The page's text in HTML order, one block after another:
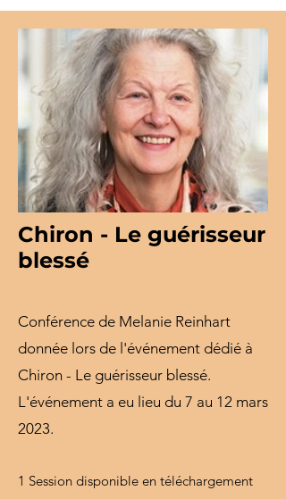
Chiron - Le guérisseur
blessé
Conférence de Melanie Reinhart
donnée lors de l'événement dédié à
Chiron - Le guérisseur blessé.
L'événement a eu lieu du 7 au 12 mars
2023.
1 Session disponible en téléchargement